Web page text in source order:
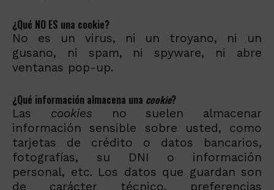
¿Qué NO ES una cookie?
No es un virus, ni un troyano, ni un
gusano, ni spam, ni spyware, ni abre
ventanas pop-up.
¿Qué información almacena una cookie?
Las cookies no suelen almacenar
información sensible sobre usted, como
tarjetas de crédito o datos bancarios,
fotografías, su DNI o información
personal, etc. Los datos que guardan son
de carácter técnico, preferencias